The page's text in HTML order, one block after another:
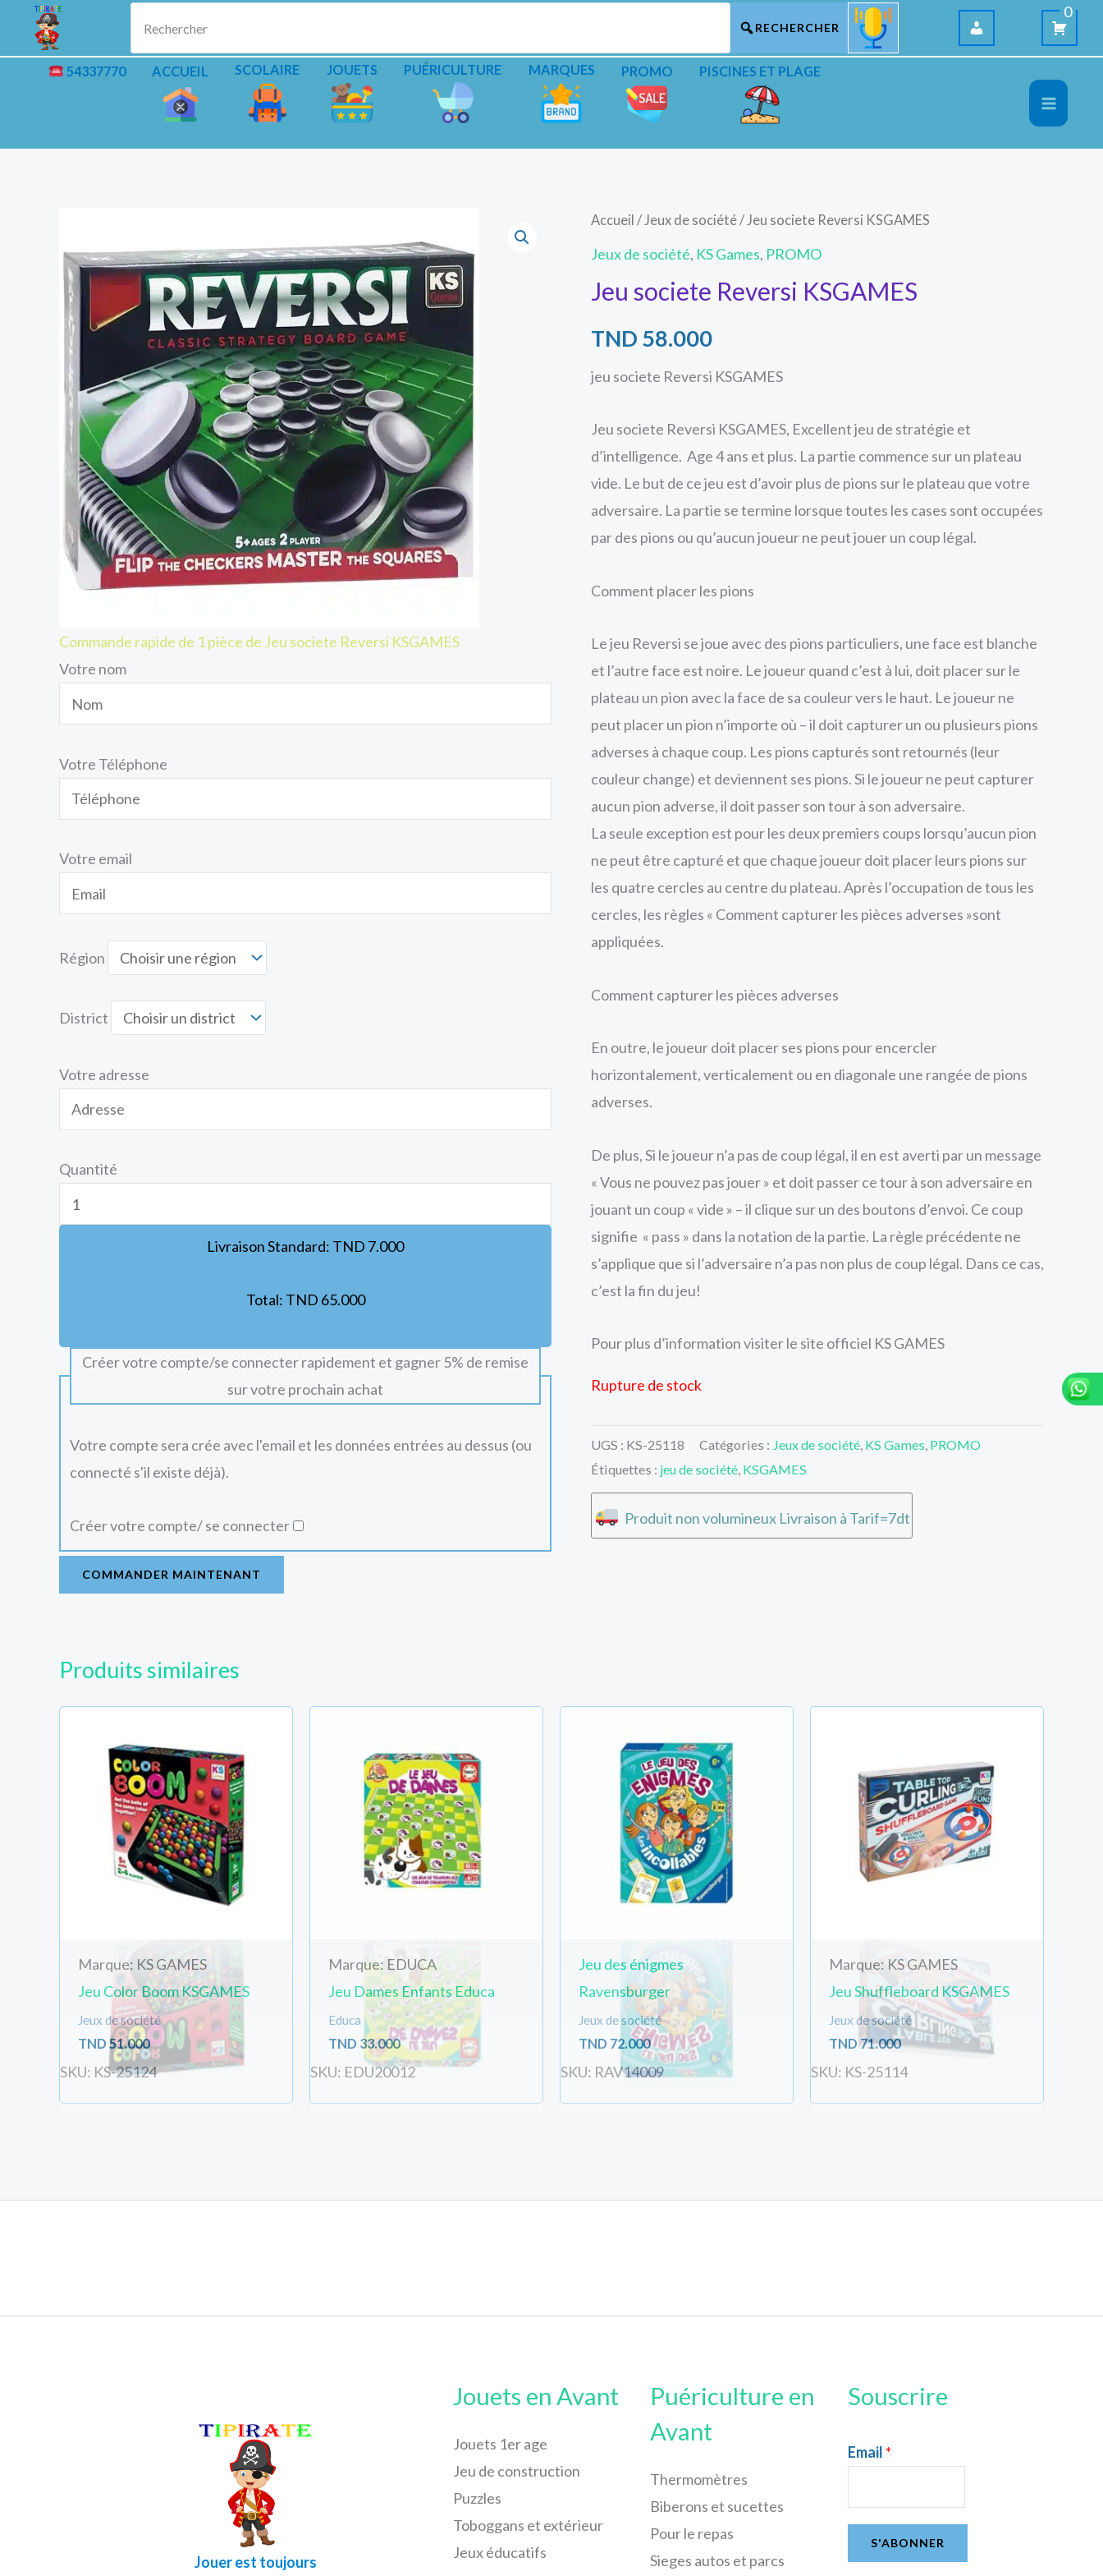
contenu
0
54337770 ACCUEIL SCOLAIRE JOUETS PUÉRICULTURE MARQUES PROMO PISCINES ET PLAGE
Commande rapide de 1 pièce de Jeu societe Reversi KSGAMES
Votre nom
Votre Téléphone
Votre email
Région
District
Votre adresse
Quantité
Livraison Standard: TND 7.000
Total: TND 65.000
Créer votre compte/se connecter rapidement et gagner 5% de remise
sur votre prochain achat
Votre compte sera crée avec l'email et les données entrées au dessus (ou
connecté s'il existe déjà).
Créer votre compte/ se connecter
COMMANDER MAINTENANT
Accueil /Jeux de société/ Jeu societe Reversi KSGAMES
Jeux de société, KS Games, PROMO
Jeu societe Reversi KSGAMES
TND 58.000
jeu societe Reversi KSGAMES
Jeu societe Reversi KSGAMES, Excellent jeu de stratégie et
d’intelligence. Age 4 ans et plus. La partie commence sur un plateau
vide. Le but de ce jeu est d’avoir plus de pions sur le plateau que votre
adversaire. La partie se termine lorsque toutes les cases sont occupées
par des pions ou qu’aucun joueur ne peut jouer un coup légal.
Comment placer les pions
Le jeu Reversi se joue avec des pions particuliers, une face est blanche
et l’autre face est noire. Le joueur quand c’est à lui, doit placer sur le
plateau un pion avec la face de sa couleur vers le haut. Le joueur ne
peut placer un pion n’importe où – il doit capturer un ou plusieurs pions
adverses à chaque coup. Les pions capturés sont retournés (leur
couleur change) et deviennent ses pions. Si le joueur ne peut capturer
aucun pion adverse, il doit passer son tour à son adversaire.
La seule exception est pour les deux premiers coups lorsqu’aucun pion
ne peut être capturé et que chaque joueur doit placer leurs pions sur
les quatre cercles au centre du plateau. Après l’occupation de tous les
cercles, les règles « Comment capturer les pièces adverses »sont
appliquées.
Comment capturer les pièces adverses
En outre, le joueur doit placer ses pions pour encercler
horizontalement, verticalement ou en diagonale une rangée de pions
adverses.
De plus, Si le joueur n’a pas de coup légal, il en est averti par un message
« Vous ne pouvez pas jouer » et doit passer ce tour à son adversaire en
jouant un coup « vide » – il clique sur un des boutons d’envoi. Ce coup
signifie « pass » dans la notation de la partie. La règle précédente ne
s’applique que si l’adversaire n’a pas non plus de coup légal. Dans ce cas,
c’est la fin du jeu!
Pour plus d’information visiter le site officiel KS GAMES
Rupture de stock
UGS : KS-25118 Catégories : Jeux de société, KS Games, PROMO
Étiquettes : jeu de société, KSGAMES
Produit non volumineux Livraison à Tarif=7dt
Produits similaires
Marque: KS GAMES
Jeu Color Boom KSGAMES
Jeux de société
TND 51.000
SKU: KS-25124
Marque: EDUCA
Jeu Dames Enfants Educa
Educa
TND 33.000
SKU: EDU20012
Jeu des énigmes
Ravensburger
Jeux de société
TND 72.000
SKU: RAV14009
Marque: KS GAMES
Jeu Shuffleboard KSGAMES
Jeux de société
TND 71.000
SKU: KS-25114
Jouer est toujours
Jouets en Avant
Jouets 1er age
Jeu de construction
Puzzles
Toboggans et extérieur
Jeux éducatifs
Puériculture en
Avant
Thermomètres
Biberons et sucettes
Pour le repas
Sieges autos et parcs
Souscrire
Email *
S'ABONNER